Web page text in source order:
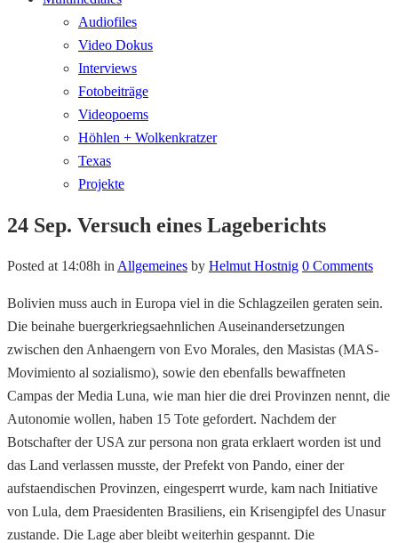
Audiofiles
Video Dokus
Interviews
Fotobeiträge
Videopoems
Höhlen + Wolkenkratzer
Texas
Projekte
24 Sep. Versuch eines Lageberichts
Posted at 14:08h in Allgemeines by Helmut Hostnig 0 Comments
Bolivien muss auch in Europa viel in die Schlagzeilen geraten sein.
Die beinahe buergerkriegsaehnlichen Auseinandersetzungen
zwischen den Anhaengern von Evo Morales, den Masistas (MAS-
Movimiento al sozialismo), sowie den ebenfalls bewaffneten
Campas der Media Luna, wie man hier die drei Provinzen nennt, die
Autonomie wollen, haben 15 Tote gefordert. Nachdem der
Botschafter der USA zur persona non grata erklaert worden ist und
das Land verlassen musste, der Prefekt von Pando, einer der
aufstaendischen Provinzen, eingesperrt wurde, kam nach Initiative
von Lula, dem Praesidenten Brasiliens, ein Krisengipfel des Unasur
zustande. Die Lage aber bleibt weiterhin gespannt. Die